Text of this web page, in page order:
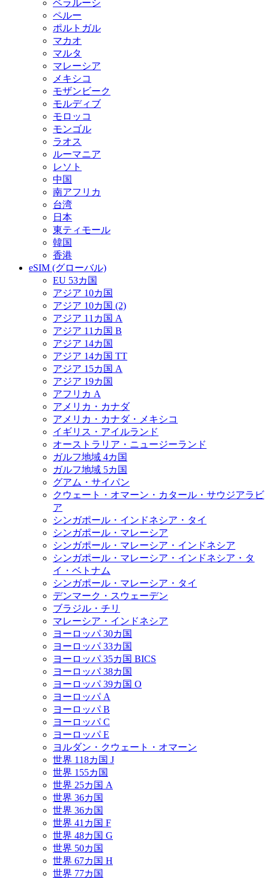
ベラルーシ
ペルー
ポルトガル
マカオ
マルタ
マレーシア
メキシコ
モザンビーク
モルディブ
モロッコ
モンゴル
ラオス
ルーマニア
レソト
中国
南アフリカ
台湾
日本
東ティモール
韓国
香港
eSIM (グローバル)
EU 53カ国
アジア 10カ国
アジア 10カ国 (2)
アジア 11カ国 A
アジア 11カ国 B
アジア 14カ国
アジア 14カ国 TT
アジア 15カ国 A
アジア 19カ国
アフリカ A
アメリカ・カナダ
アメリカ・カナダ・メキシコ
イギリス・アイルランド
オーストラリア・ニュージーランド
ガルフ地域 4カ国
ガルフ地域 5カ国
グアム・サイパン
クウェート・オマーン・カタール・サウジアラビ
ア
シンガポール・インドネシア・タイ
シンガポール・マレーシア
シンガポール・マレーシア・インドネシア
シンガポール・マレーシア・インドネシア・タ
イ・ベトナム
シンガポール・マレーシア・タイ
デンマーク・スウェーデン
ブラジル・チリ
マレーシア・インドネシア
ヨーロッパ 30カ国
ヨーロッパ 33カ国
ヨーロッパ 35カ国 BICS
ヨーロッパ 38カ国
ヨーロッパ 39カ国 O
ヨーロッパ A
ヨーロッパ B
ヨーロッパ C
ヨーロッパ E
ヨルダン・クウェート・オマーン
世界 118カ国 J
世界 155カ国
世界 25カ国 A
世界 36カ国
世界 36カ国
世界 41カ国 F
世界 48カ国 G
世界 50カ国
世界 67カ国 H
世界 77カ国